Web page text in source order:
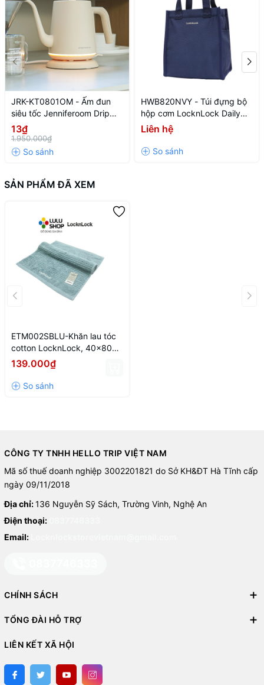
JRK-KT0801OM - Ấm đun
siêu tốc Jenniferoom Drip
kettle 220 V, 50 Hz, 1350 W,
0.8 L- Màu be
13₫
1.950.000₫
HWB820NVY - Túi đựng bộ
hộp cơm LocknLock Daily
Cooler - Màu xanh navy
Liên hệ
SẢN PHẨM ĐÃ XEM
ETM002SBLU-Khăn lau tóc
cotton LocknLock, 40x80
cm, màu xanh da trời
139.000₫
CÔNG TY TNHH HELLO TRIP VIỆT NAM
Mã số thuế doanh nghiệp 3002201821 do Sở KH&ĐT Hà Tĩnh cấp
ngày 09/11/2018
Địa chỉ:136 Nguyễn Sỹ Sách, Trường Vinh, Nghệ An
Điện thoại:
Email:
CHÍNH SÁCH
TỔNG ĐÀI HỖ TRỢ
LIÊN KẾT XÃ HỘI